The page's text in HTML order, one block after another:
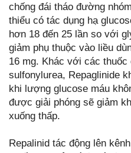
chống đái tháo đường
thiểu có tác dụng hạ
hơn 18 đến 25 lần so với
giảm phụ thuộc vào liều
16 mg. Khác với các
sulfonylurea, Repaglinide
khi lượng glucose máu
được giải phóng sẽ giảm
xuống thấp.
Repalinid tác động lên